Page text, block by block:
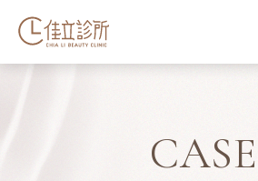
CASE